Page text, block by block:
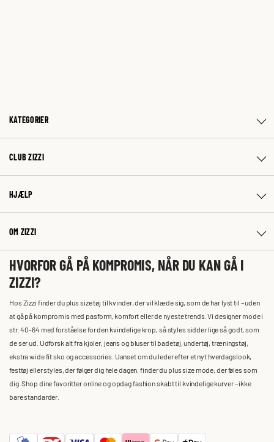
KATEGORIER
CLUB ZIZZI
HJÆLP
OM ZIZZI
HVORFOR GÅ PÅ KOMPROMIS, NÅR DU KAN GÅ I
ZIZZI?
Hos Zizzi finder du plus size tøj til kvinder, der vil klæde sig, som de har lyst til – uden
at gå på kompromis med pasform, komfort eller de nyeste trends. Vi designer mode i
str. 40-64 med forståelse for den kvindelige krop, så styles sidder lige så godt, som
de ser ud. Udforsk alt fra kjoler, jeans og bluser til badetøj, undertøj, træningstøj,
ekstra wide fit sko og accessories. Uanset om du leder efter et nyt hverdagslook,
festtøj eller styles, der følger dig hele dagen, finder du plus size mode, der føles som
dig. Shop dine favoritter online og opdag fashion skabt til kvindelige kurver – ikke
bare standarder.